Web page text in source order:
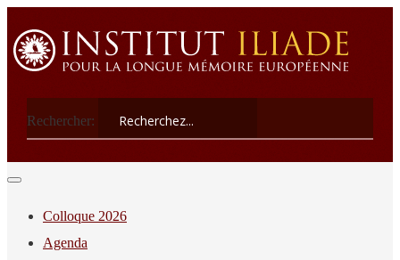
Rechercher:
Colloque 2026
Agenda